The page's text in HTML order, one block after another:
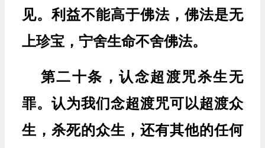
见。利益不能高于佛法，佛法是无
上珍宝，宁舍生命不舍佛法。
第二十条，认念超渡咒杀生无
罪。认为我们念超渡咒可以超渡众
生，杀死的众生，还有其他的任何